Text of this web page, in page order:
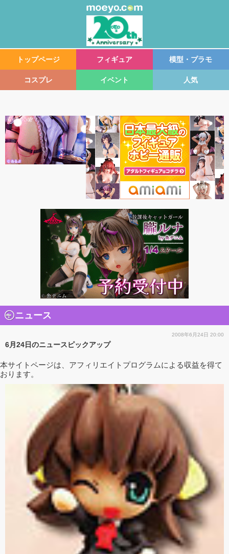
トップページ フィギュア 模型・プラモ
コスプレ イベント 人気
ニュース
2008年6月24日 20:00
6月24日のニュースピックアップ
本サイトページは、アフィリエイトプログラムによる収益を得て
おります。